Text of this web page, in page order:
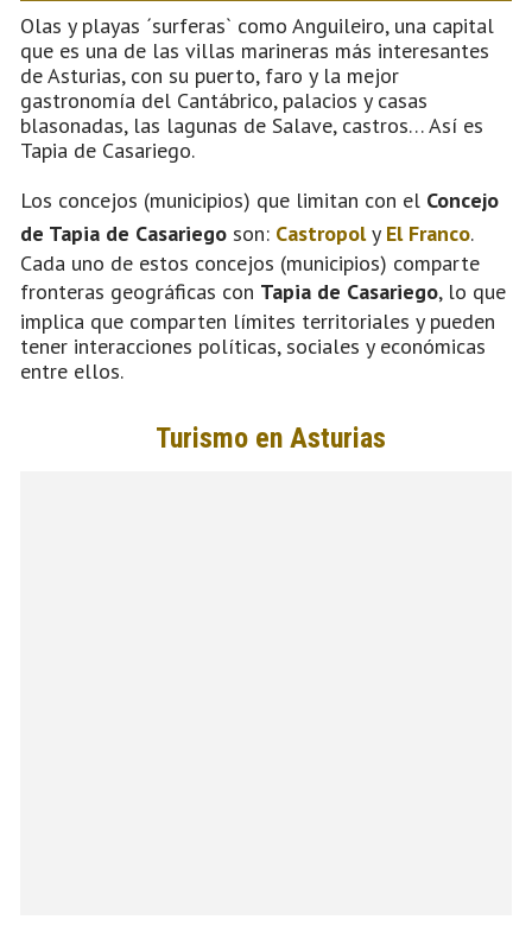
Olas y playas ´surferas` como Anguileiro, una capital
que es una de las villas marineras más interesantes
de Asturias, con su puerto, faro y la mejor
gastronomía del Cantábrico, palacios y casas
blasonadas, las lagunas de Salave, castros… Así es
Tapia de Casariego.
Los concejos (municipios) que limitan con el Concejo
de Tapia de Casariego son: Castropoly El Franco.
Cada uno de estos concejos (municipios) comparte
fronteras geográficas con Tapia de Casariego, lo que
implica que comparten límites territoriales y pueden
tener interacciones políticas, sociales y económicas
entre ellos.